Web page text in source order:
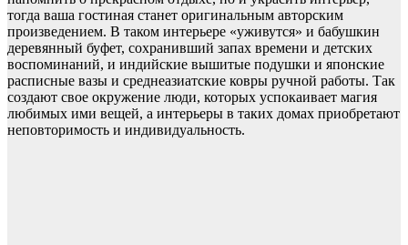
тогда ваша гостиная станет оригинальным авторским
произведением. В таком интерьере «уживутся» и бабушкин
деревянный буфет, сохранивший запах времени и детских
воспоминаний, и индийские вышитые подушки и японские
расписные вазы и среднеазиатские ковры ручной работы. Так
создают свое окружение люди, которых успокаивает магия
любимых ими вещей, а интерьеры в таких домах приобретают
неповторимость и индивидуальность.